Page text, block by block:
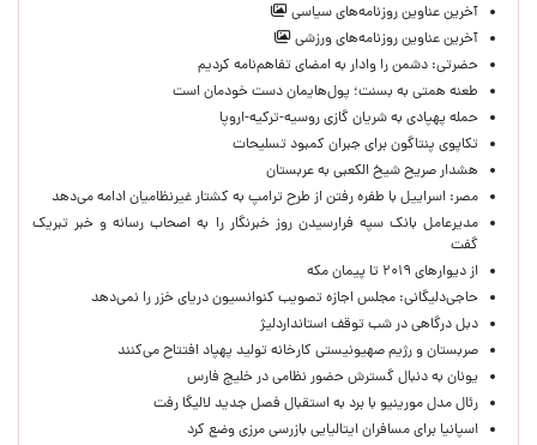
آخرین عناوین روزنامه‌های سیاسی
آخرین عناوین روزنامه‌های ورزشی
حضرتی: دشمن را وادار به امضای تفاهم‌نامه کردیم
طعنه همتی به بسنت؛ پول‌هایمان دست خودمان است
حمله پهپادی به شریان گازی روسیه-ترکیه-اروپا
تکاپوی پنتاگون برای جبران کمبود تسلیحات
هشدار صریح شیخ الکعبی به عربستان
مصر: اسراییل با طفره رفتن از طرح ترامپ به کشتار غیرنظامیان ادامه می‌دهد
مدیرعامل بانک سپه فرارسیدن روز خبرنگار را به اصحاب رسانه و خبر تبریک
گفت
از دیوارهای ۲۰۱۹ تا پیمان مکه
حاجی‌دلیگانی: مجلس اجازه تصویب کنوانسیون دریای خزر را نمی‌دهد
دبل درگاهی در شب توقف استانداردلیژ
صربستان و رژیم صهیونیستی کارخانه تولید پهپاد افتتاح می‌کنند
یونان به دنبال گسترش حضور نظامی در خلیج فارس
رئال مدل مورینیو با برد به استقبال فصل جدید لالیگا رفت
اسپانیا برای مسافران ایتالیایی بازرسی مرزی وضع کرد